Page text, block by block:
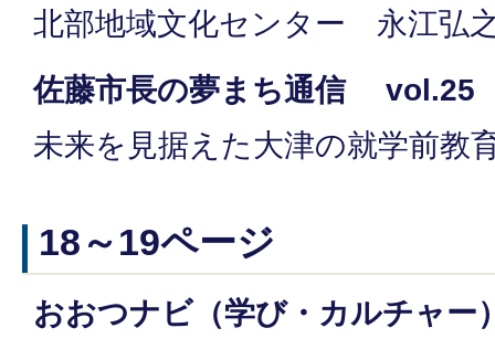
北部地域文化センター 永江弘
佐藤市長の夢まち通信 vol.25
未来を見据えた大津の就学前教
18～19ページ
おおつナビ（学び・カルチャー